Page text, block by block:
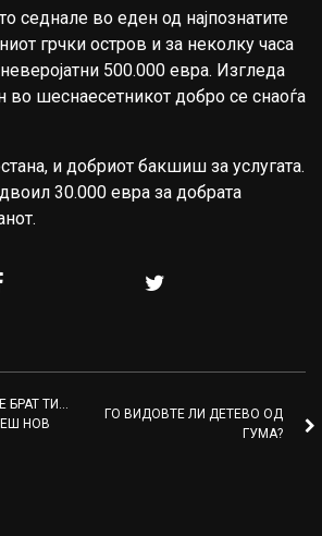
седнале во еден од најпознатите
грчки остров и за неколку часа
500.000 евра. Изгледа
во шеснаесетникот добро се снаоѓа
и добриот бакшиш за услугата.
30.000 евра за добрата
ТИ…
НОВ
ГО ВИДОВТЕ ЛИ ДЕТЕВО ОД
ГУМА?